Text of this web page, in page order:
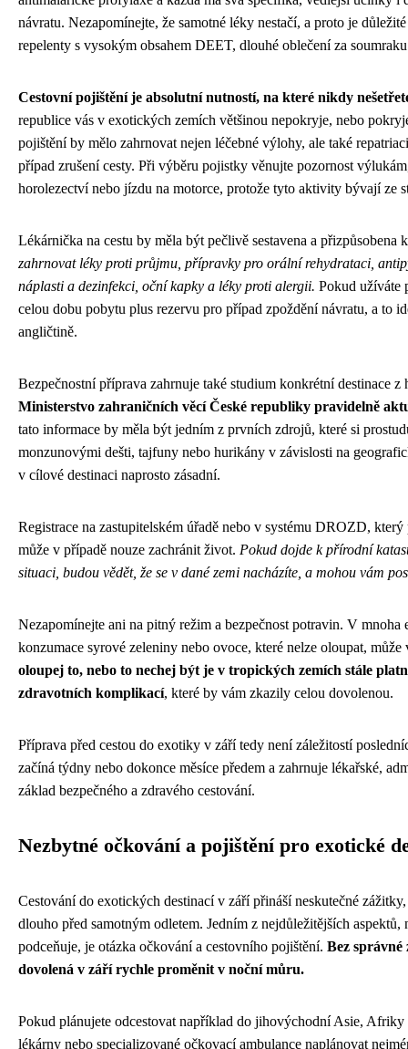
návratu. Nezapomínejte, že samotné léky nestačí, a proto je
repelenty s vysokým obsahem DEET, dlouhé oblečení za
Cestovní pojištění je absolutní nutností, na které nikdy
republice vás v exotických zemích většinou nepokryje, nebo
pojištění by mělo zahrnovat nejen léčebné výlohy, ale také
případ zrušení cesty. Při výběru pojistky věnujte pozornost
horolezectví nebo jízdu na motorce, protože tyto aktivity bývají ze
Lékárnička na cestu by měla být pečlivě sestavena a přizpůsobena
zahrnovat léky proti průjmu, přípravky pro orální rehydrataci,
náplasti a dezinfekci, oční kapky a léky proti alergii. Pokud užíváte
celou dobu pobytu plus rezervu pro případ zpoždění návratu, a to
angličtině.
Bezpečnostní příprava zahrnuje také studium konkrétní destinace
Ministerstvo zahraničních věcí České republiky pravidelně
tato informace by měla být jedním z prvních zdrojů, které si
monzunovými dešti, tajfuny nebo hurikány v závislosti na
v cílové destinaci naprosto zásadní.
Registrace na zastupitelském úřadě nebo v systému DROZD,
může v případě nouze zachránit život. Pokud dojde k přírodní
situaci, budou vědět, že se v dané zemi nacházíte, a mohou vám
Nezapomínejte ani na pitný režim a bezpečnost potravin. V
konzumace syrové zeleniny nebo ovoce, které nelze oloupat,
oloupej to, nebo to nechej být je v tropických zemích stále
zdravotních komplikací, které by vám zkazily celou dovolenou.
Příprava před cestou do exotiky v září tedy není záležitostí
začíná týdny nebo dokonce měsíce předem a zahrnuje lékařské,
základ bezpečného a zdravého cestování.
Nezbytné očkování a pojištění pro exotické
Cestování do exotických destinací v září přináší neskutečné
dlouho před samotným odletem. Jedním z nejdůležitějších
podceňuje, je otázka očkování a cestovního pojištění. Bez
dovolená v září rychle proměnit v noční můru.
Pokud plánujete odcestovat například do jihovýchodní Asie,
lékárny nebo specializované očkovací ambulance naplánovat